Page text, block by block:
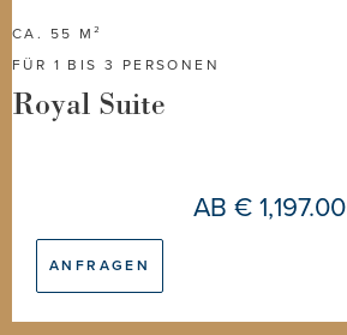
Royal Suite
CA. 55 M²
FÜR 1 BIS 3 PERSONEN
AB € 1,197.00
ANFRAGEN